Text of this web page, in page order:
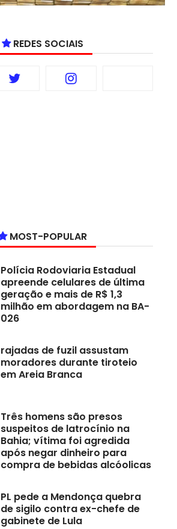
REDES SOCIAIS
MOST-POPULAR
Polícia Rodoviaria Estadual
apreende celulares de última
geração e mais de R$ 1,3
milhão em abordagem na BA-
026
rajadas de fuzil assustam
moradores durante tiroteio
em Areia Branca
Três homens são presos
suspeitos de latrocínio na
Bahia; vítima foi agredida
após negar dinheiro para
compra de bebidas alcóolicas
PL pede a Mendonça quebra
de sigilo contra ex-chefe de
gabinete de Lula